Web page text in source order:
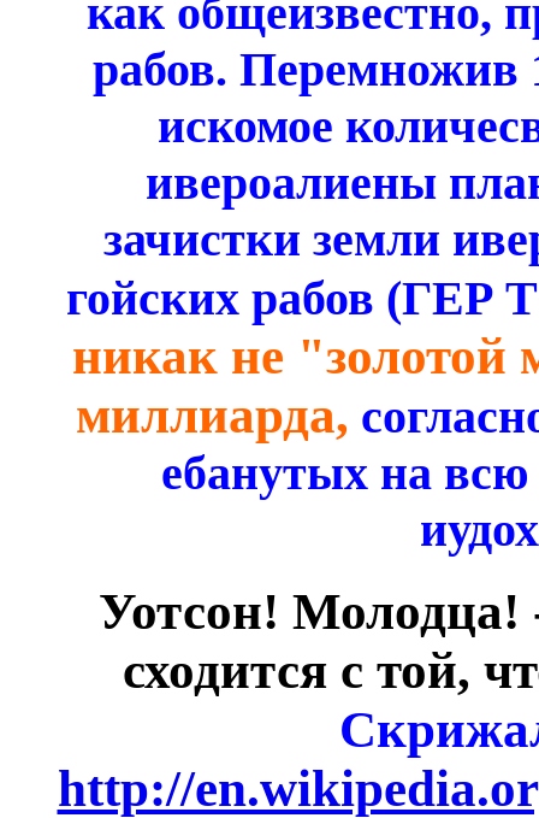
как общеизвестно,
рабов. Перемножив
искомое
ивероалиены
зачистки земли
гойских рабов
никак не "золотой
миллиарда,
ебанутых на
Уотсон!
сходится с той,
http://